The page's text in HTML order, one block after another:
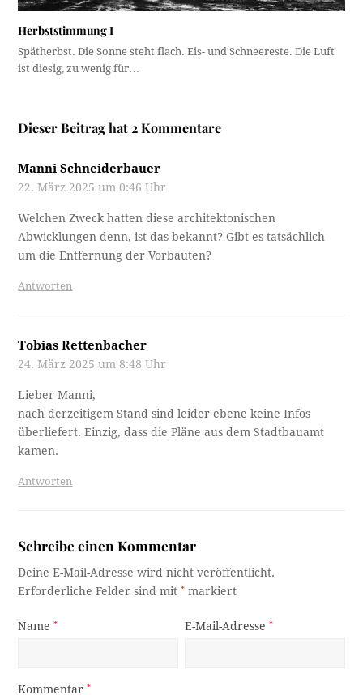
Herbststimmung I
Spätherbst. Die Sonne steht flach. Eis- und Schneereste. Die Luft
ist diesig, zu wenig für…
Dieser Beitrag hat 2 Kommentare
Manni Schneiderbauer
22. März 2025 um 0:46 Uhr
Welchen Zweck hatten diese architektonischen
Abwicklungen denn, ist das bekannt? Gibt es tatsächlich
um die Entfernung der Vorbauten?
Antworten
Tobias Rettenbacher
24. März 2025 um 8:48 Uhr
Lieber Manni,
nach derzeitigem Stand sind leider ebene keine Infos
überliefert. Einzig, dass die Pläne aus dem Stadtbauamt
kamen.
Antworten
Schreibe einen Kommentar
Deine E-Mail-Adresse wird nicht veröffentlicht.
Erforderliche Felder sind mit* markiert
Name* E-Mail-Adresse*
Kommentar*